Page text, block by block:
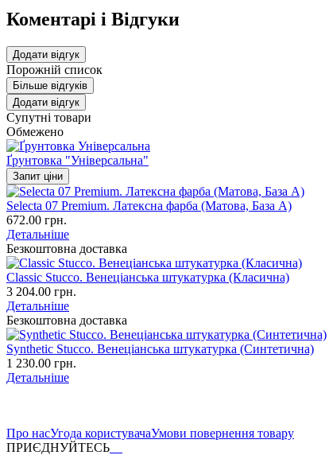
Коментарі і Відгуки
Додати відгук
Порожній список
Більше відгуків
Додати відгук
Супутні товари
Обмежено
Ґрунтовка "Універсальна"
Запит ціни
Selecta 07 Premium. Латексна фарба (Матова, База А)
672.00 грн.
Детальніше
Безкоштовна доставка
Classic Stucco. Венеціанська штукатурка (Класична)
3 204.00 грн.
Детальніше
Безкоштовна доставка
Synthetic Stucco. Венеціанська штукатурка (Синтетична)
1 230.00 грн.
Детальніше
Про насУгода користувачаУмови повернення товару
ПРИЄДНУЙТЕСЬ